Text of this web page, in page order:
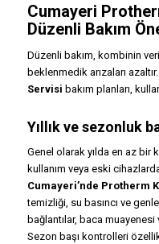
Cumayeri
Düzenli Bakım
Düzenli bakım, kombinin
beklenmedik arızaları azaltır.
Servisi bakım planları,
Yıllık ve sezonluk
Genel olarak yılda en az bir
kullanım veya eski cihazlarda
Cumayeri’nde Protherm
temizliği, su basıncı ve
bağlantılar, baca
Sezon başı kontrolleri